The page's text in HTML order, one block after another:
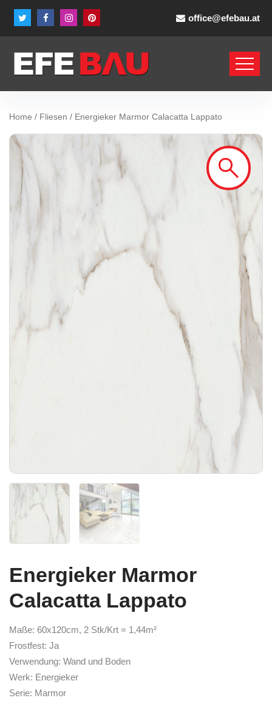
office@efebau.at
Home / Fliesen / Energieker Marmor Calacatta Lappato
Energieker Marmor
Calacatta Lappato
Maße: 60x120cm, 2 Stk/Krt = 1,44m²
Frostfest: Ja
Verwendung: Wand und Boden
Werk: Energieker
Serie: Marmor